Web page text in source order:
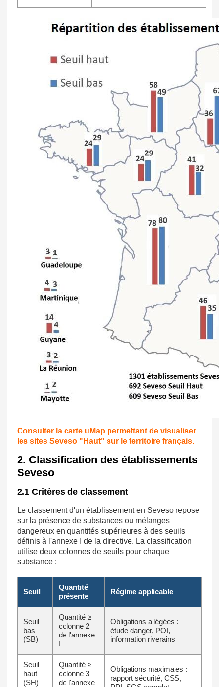
Consulter la carte uMap permettant de visualiser
les sites Seveso "Haut" sur le territoire français.
2. Classification des établissements
Seveso
2.1 Critères de classement
Le classement d'un établissement en Seveso repose
sur la présence de substances ou mélanges
dangereux en quantités supérieures à des seuils
définis à l'annexe I de la directive. La classification
utilise deux colonnes de seuils pour chaque
substance :
Seuil
Quantité
présente
Régime applicable
Seuil
bas
(SB)
Quantité ≥
colonne 2
de l'annexe
I
Obligations allégées :
étude danger, POI,
information riverains
Seuil
haut
(SH)
Quantité ≥
colonne 3
de l'annexe
Obligations maximales :
rapport sécurité, CSS,